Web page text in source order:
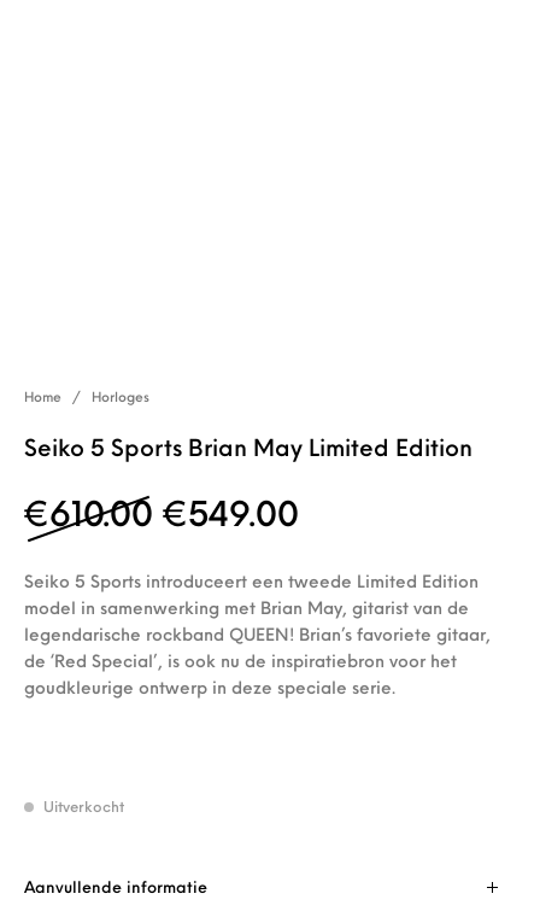
Home / Horloges
Seiko 5 Sports Brian May Limited Edition
€610.00 Oorspronkelijke prijs
€549.00
Seiko 5 Sports introduceert een tweede Limited Edition
model in samenwerking met Brian May, gitarist van de
legendarische rockband QUEEN! Brian’s favoriete gitaar,
de ‘Red Special’, is ook nu de inspiratiebron voor het
goudkleurige ontwerp in deze speciale serie.
Uitverkocht
Aanvullende informatie